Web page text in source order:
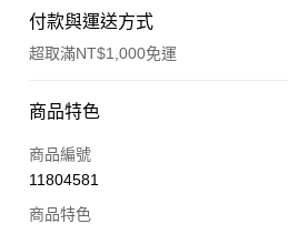
付款與運送方式
超取滿NT$1,000免運
付款方式
信用卡一次付款
商品特色
商品編號
11804581
商品特色